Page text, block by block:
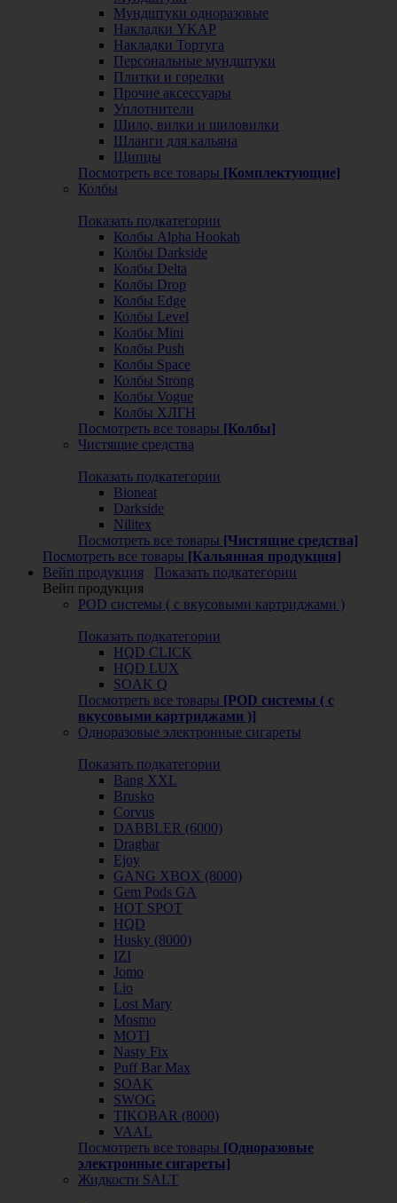
Мундштуки одноразовые
Накладки YKAP
Накладки Тортуга
Персональные мундштуки
Плитки и горелки
Прочие аксессуары
Уплотнители
Шило, вилки и шиловилки
Шланги для кальяна
Щипцы
Посмотреть все товары [Комплектующие]
Колбы
Показать подкатегории
Колбы Alpha Hookah
Колбы Darkside
Колбы Delta
Колбы Drop
Колбы Edge
Колбы Level
Колбы Mini
Колбы Push
Колбы Space
Колбы Strong
Колбы Vogue
Колбы ХЛГН
Посмотреть все товары [Колбы]
Чистящие средства
Показать подкатегории
Bioneat
Darkside
Nilitex
Посмотреть все товары [Чистящие средства]
Посмотреть все товары [Кальянная продукция]
Вейп продукция
Показать подкатегории
Вейп продукция
POD системы ( с вкусовыми картриджами )
Показать подкатегории
HQD CLICK
HQD LUX
SOAK Q
Посмотреть все товары [POD системы ( с
вкусовыми картриджами )]
Одноразовые электронные сигареты
Показать подкатегории
Bang XXL
Brusko
Corvus
DABBLER (6000)
Dragbar
Ejoy
GANG XBOX (8000)
Gem Pods GA
HOT SPOT
HQD
Husky (8000)
IZI
Jomo
Lio
Lost Mary
Mosmo
MOTI
Nasty Fix
Puff Bar Max
SOAK
SWOG
TIKOBAR (8000)
VAAL
Посмотреть все товары [Одноразовые
электронные сигареты]
Жидкости SALT